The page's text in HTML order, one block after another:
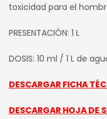
toxicidad para el
PRESENTACIÓN: 1 L
DOSIS: 10 ml / 1 L de
DESCARGAR FICHA
DESCARGAR HOJA DE